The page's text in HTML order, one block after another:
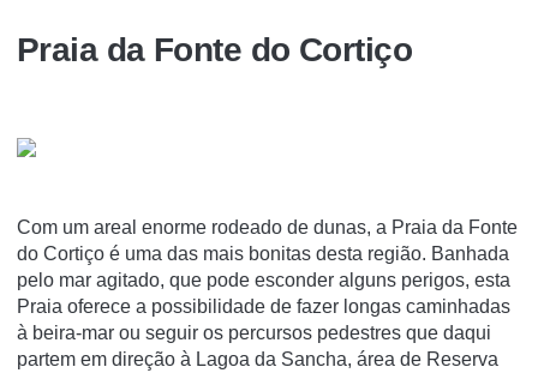
Praia da Fonte do Cortiço
Com um areal enorme rodeado de dunas, a Praia da Fonte
do Cortiço é uma das mais bonitas desta região. Banhada
pelo mar agitado, que pode esconder alguns perigos, esta
Praia oferece a possibilidade de fazer longas caminhadas
à beira-mar ou seguir os percursos pedestres que daqui
partem em direção à Lagoa da Sancha, área de Reserva